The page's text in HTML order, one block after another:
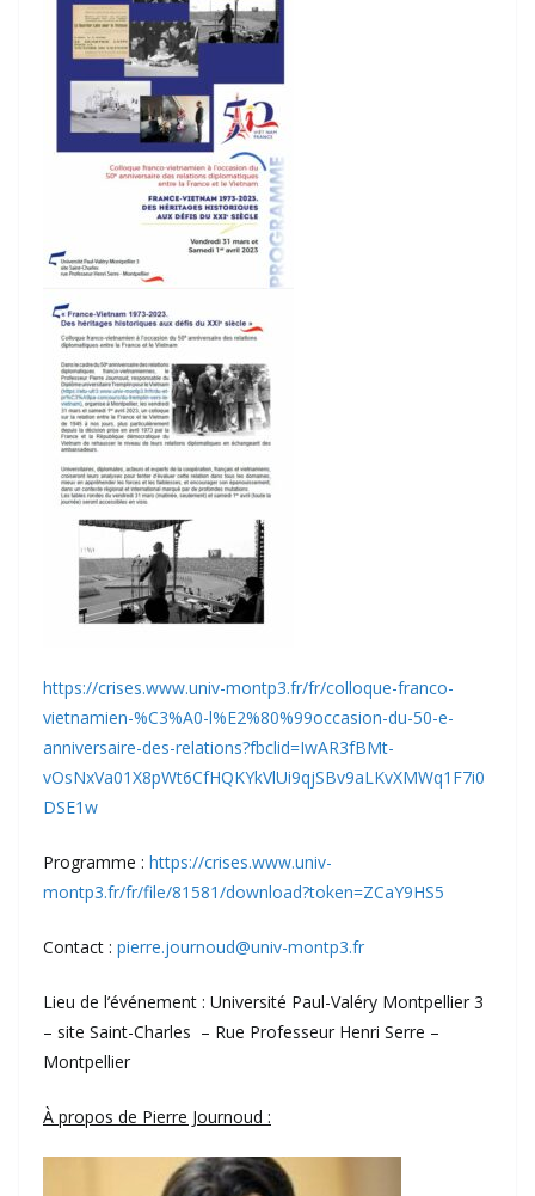
https://crises.www.univ-montp3.fr/fr/colloque-franco-
vietnamien-%C3%A0-l%E2%80%99occasion-du-50-e-
anniversaire-des-relations?fbclid=IwAR3fBMt-
vOsNxVa01X8pWt6CfHQKYkVlUi9qjSBv9aLKvXMWq1F7i0
DSE1w
Programme : https://crises.www.univ-
montp3.fr/fr/file/81581/download?token=ZCaY9HS5
Contact : pierre.journoud@univ-montp3.fr
Lieu de l’événement : Université Paul-Valéry Montpellier 3
– site Saint-Charles – Rue Professeur Henri Serre –
Montpellier
À propos de Pierre Journoud :